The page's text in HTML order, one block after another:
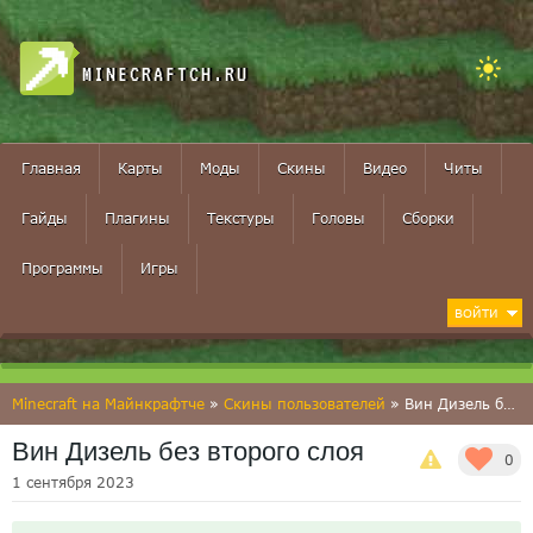
MINECRAFTCH.RU
Главная Карты Моды Скины Видео Читы
Гайды Плагины Текстуры Головы Сборки
Программы Игры
ВОЙТИ
Minecraft на Майнкрафтче » Скины пользователей » Вин Дизель без второго слоя
0
Вин Дизель без второго слоя
1 сентября 2023